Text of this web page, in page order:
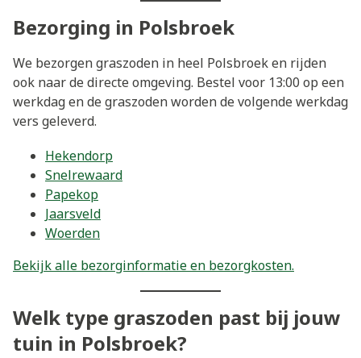
Bezorging in Polsbroek
We bezorgen graszoden in heel Polsbroek en rijden
ook naar de directe omgeving. Bestel voor 13:00 op een
werkdag en de graszoden worden de volgende werkdag
vers geleverd.
Hekendorp
Snelrewaard
Papekop
Jaarsveld
Woerden
Bekijk alle bezorginformatie en bezorgkosten.
Welk type graszoden past bij jouw
tuin in Polsbroek?